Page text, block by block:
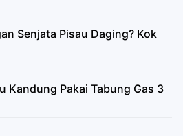
Senjata Pisau Daging? Kok
Kandung Pakai Tabung Gas 3